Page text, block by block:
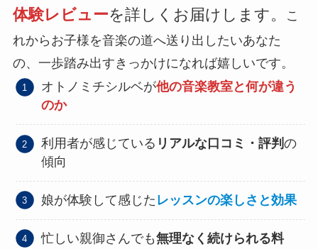
体験レビューを詳しくお届けします。
こ
れからお子様を音楽の道へ送り出したいあなた
の、一歩踏み出すきっかけになれば嬉しいです。
オトノミチシルベが他の音楽教室と何が違う
のか
利用者が感じている リアルな口コミ・評判の
傾向
娘が体験して感じた レッスンの楽しさと効果
忙しい親御さんでも無理なく続けられる料